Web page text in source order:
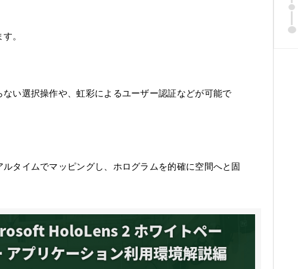
。
い選択操作や、虹彩によるユーザー認証などが可能で
タイムでマッピングし、ホログラムを的確に空間へと固